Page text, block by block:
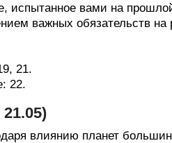
испытанное вами на
важных обязательств на
21.
22.
влиянию планет